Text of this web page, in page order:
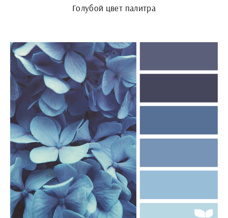
Голубой цвет палитра